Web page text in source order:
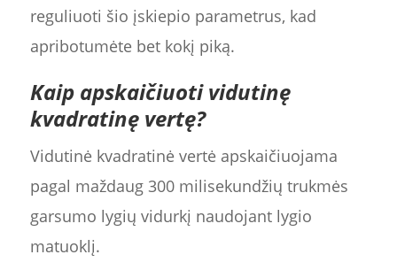
reguliuoti šio įskiepio parametrus, kad
apribotumėte bet kokį piką.
Kaip apskaičiuoti vidutinę
kvadratinę vertę?
Vidutinė kvadratinė vertė apskaičiuojama
pagal maždaug 300 milisekundžių trukmės
garsumo lygių vidurkį naudojant lygio
matuoklį.